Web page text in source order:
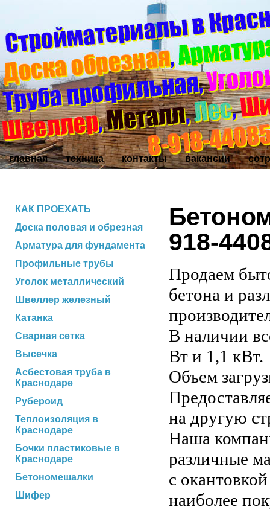
главная техника контакты вакансии
КАК ПРОЕХАТЬ
Доска половая и обрезная
Арматура для фундамента
Профильные трубы
Уголок металлический
Швеллер железный
Катанка
Сварная сетка
Высечка
Асбестовая труба в
Краснодаре
Рубероид
Теплоизоляция в
Краснодаре
Бочки пластиковые в
Краснодаре
Бетономешалки
Шифер
918-
Продаем
бетона и
В наличии
Вт и 1,1 кВт.
Объем
на другую
Наша
различные
с
наиболее